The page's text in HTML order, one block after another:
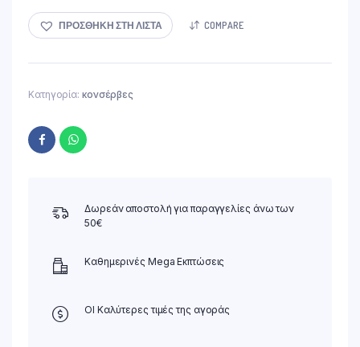
ΠΡΟΣΘΉΚΗ ΣΤΗ ΛΊΣΤΑ COMPARE
Κατηγορία: κονσέρβες
Δωρεάν αποστολή για παραγγελίες άνω των
50€
Καθημερινές Mega Εκπτώσεις
ΟΙ Καλύτερες τιμές της αγοράς